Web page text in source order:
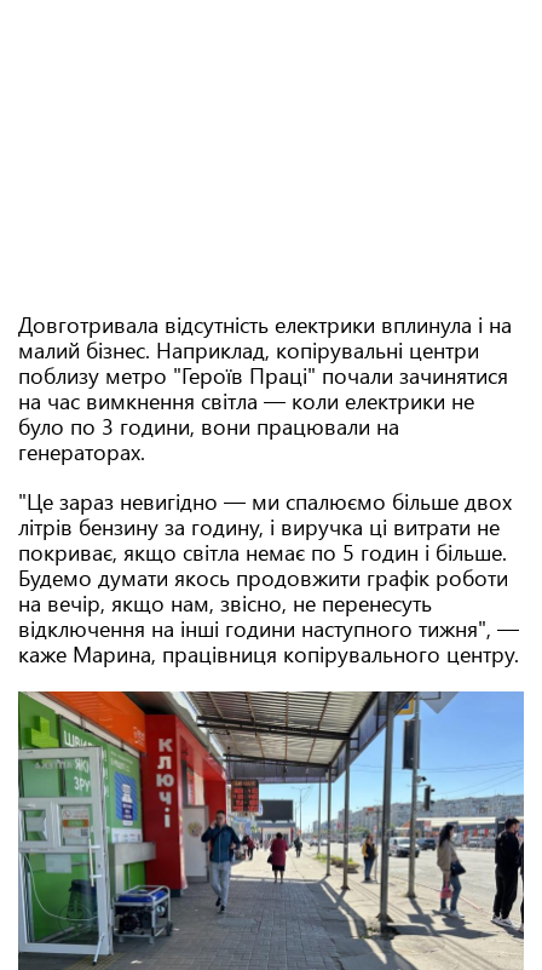
Довготривала відсутність електрики вплинула і на
малий бізнес. Наприклад, копірувальні центри
поблизу метро "Героїв Праці" почали зачинятися
на час вимкнення світла — коли електрики не
було по 3 години, вони працювали на
генераторах.
"Це зараз невигідно — ми спалюємо більше двох
літрів бензину за годину, і виручка ці витрати не
покриває, якщо світла немає по 5 годин і більше.
Будемо думати якось продовжити графік роботи
на вечір, якщо нам, звісно, не перенесуть
відключення на інші години наступного тижня", —
каже Марина, працівниця копірувального центру.